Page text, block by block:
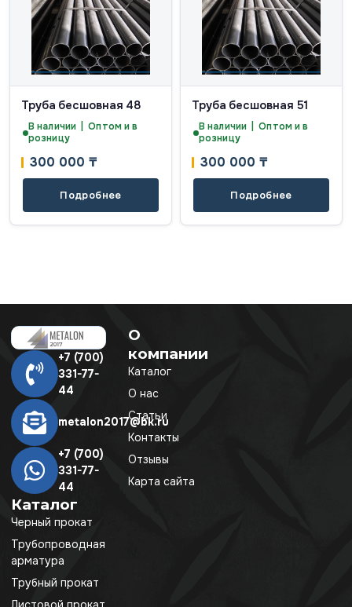
Труба бесшовная 48
В наличии | Оптом и в
розницу
300 000 ₸
Подробнее
Труба бесшовная 51
В наличии | Оптом и в
розницу
300 000 ₸
Подробнее
+7 (700)
331-77-
44
metalon2017@bk.ru
+7 (700)
331-77-
44
Каталог
Черный прокат
Трубопроводная
арматура
Трубный прокат
О
компании
Каталог
О нас
Статьи
Контакты
Отзывы
Карта сайта